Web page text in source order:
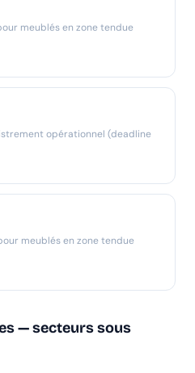
meublés en zone tendue
opérationnel (deadline
meublés en zone tendue
— secteurs sous